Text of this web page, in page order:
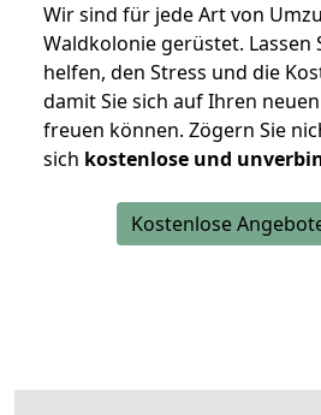
Wir sind für jede Art von
Waldkolonie gerüstet. Lassen
helfen, den Stress und die
damit Sie sich auf Ihren
freuen können. Zögern Sie
sich kostenlose und
Kostenlose